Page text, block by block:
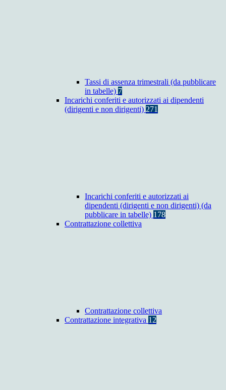
Tassi di assenza trimestrali (da pubblicare
in tabelle) 7
Incarichi conferiti e autorizzati ai dipendenti
(dirigenti e non dirigenti) 271
Incarichi conferiti e autorizzati ai
dipendenti (dirigenti e non dirigenti) (da
pubblicare in tabelle) 178
Contrattazione collettiva
Contrattazione collettiva
Contrattazione integrativa 12